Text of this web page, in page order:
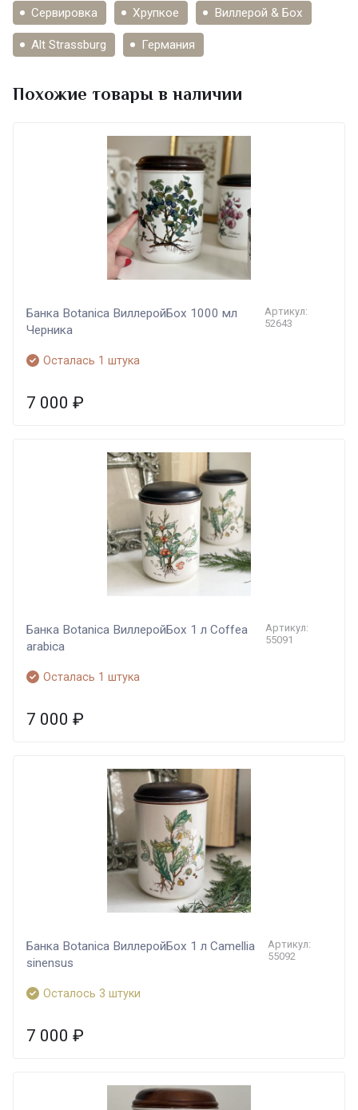
Сервировка Хрупкое Виллерой & Бох
Alt Strassburg Германия
Похожие товары в наличии
Банка Botanica ВиллеройБох 1000 мл
Черника
Артикул:
52643
Осталась 1 штука
7 000 ₽
Банка Botanica ВиллеройБох 1 л Coffea
arabica
Артикул:
55091
Осталась 1 штука
7 000 ₽
Банка Botanica ВиллеройБох 1 л Camellia
sinensus
Артикул:
55092
Осталось 3 штуки
7 000 ₽